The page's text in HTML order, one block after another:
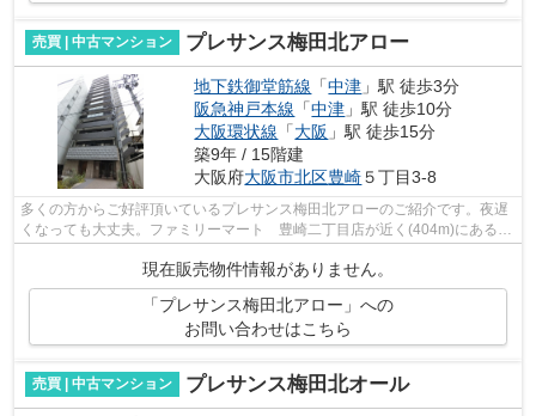
売買 | 中古マンション プレサンス梅田北アロー
地下鉄御堂筋線 「中津 」駅 徒歩3分
阪急神戸本線 「中津 」駅 徒歩10分
大阪環状線 「大阪 」駅 徒歩15分
築9年 / 15階建
大阪府大阪市北区豊崎５丁目3-8
多くの方からご好評頂いているプレサンス梅田北アローのご紹介です。夜遅
くなっても大丈夫。ファミリーマート 豊崎二丁目店が近く(404m)にあるの
現在販売物件情報がありません。
「プレサンス梅田北アロー」への
お問い合わせはこちら
売買 | 中古マンション プレサンス梅田北オール